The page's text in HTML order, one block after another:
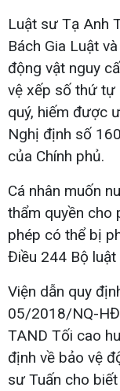
Luật sư Tạ Anh
Bách Gia Luật
động vật nguy
vệ xếp số thứ tự
quý, hiếm được
Nghị định số
của Chính phủ.
Cá nhân muốn
thẩm quyền cho
phép có thể bị
Điều 244 Bộ
Viện dẫn quy
05/2018/NQ-
TAND Tối cao
định về bảo vệ
sư Tuấn cho